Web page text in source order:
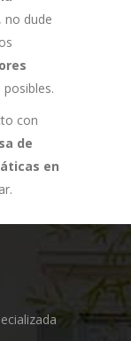
no dude
con
de
en